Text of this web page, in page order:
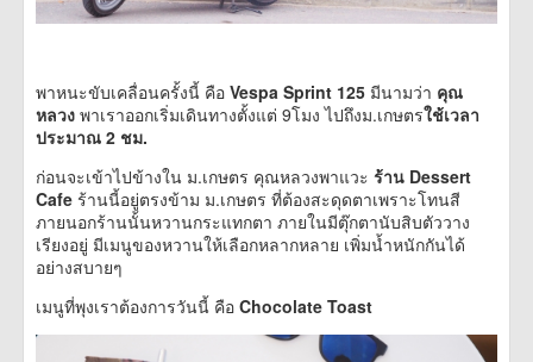
พาหนะขับเคลื่อนครั้งนี้ คือ Vespa Sprint 125 มีนามว่า คุณ
หลวง พาเราออกเริ่มเดินทางตั้งแต่ 9โมง ไปถึงม.เกษตรใช้เวลา
ประมาณ 2 ชม.
ก่อนจะเข้าไปข้างใน ม.เกษตร คุณหลวงพาแวะ ร้าน Dessert
Cafe ร้านนี้อยู่ตรงข้าม ม.เกษตร ที่ต้องสะดุดตาเพราะโทนสี
ภายนอกร้านนั้นหวานกระแทกตา ภายในมีตุ๊กตานับสิบตัววาง
เรียงอยู่ มีเมนูของหวานให้เลือกหลากหลาย เพิ่มน้ำหนักกันได้
อย่างสบายๆ
เมนูที่พุงเราต้องการวันนี้ คือ Chocolate Toast